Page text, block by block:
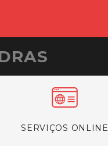
SERVIÇOS ONLINE